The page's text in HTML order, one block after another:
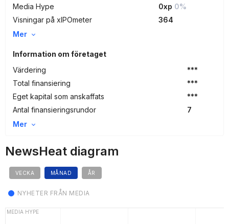
Media Hype
0xp 0%
Visningar på xIPOmeter
364
Mer
Information om företaget
Värdering
***
Total finansiering
***
Eget kapital som anskaffats
***
Antal finansieringsrundor
7
Mer
NewsHeat diagram
VECKA MÅNAD ÅR
NYHETER FRÅN MEDIA